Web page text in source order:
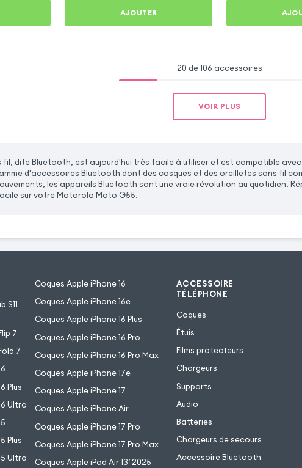
AJOUTER
20 de 106 accessoires
VOIR PLUS
dite Bluetooth, est aujourd'hui très facile à utiliser et est compatible
d'accessoires Bluetooth dont des casques et des oreilletes sans fil
les appareils Bluetooth sont une vraie révolution au quotidien.
sur votre Motorola Moto G55.
S11
7
7
Plus
Ultra
Plus
Ultra
Coques Apple iPhone 16
Coques Apple iPhone 16e
Coques Apple iPhone 16 Plus
Coques Apple iPhone 16 Pro
Coques Apple iPhone 16 Pro Max
Coques Apple iPhone 17e
Coques Apple iPhone 17
Coques Apple iPhone Air
Coques Apple iPhone 17 Pro
Coques Apple iPhone 17 Pro Max
Coques Apple iPad Air 13’ 2025
ACCESSOIRE
TÉLÉPHONE
Coques
Étuis
Films protecteurs
Chargeurs
Supports
Audio
Batteries
Chargeurs de secours
Accessoire Bluetooth